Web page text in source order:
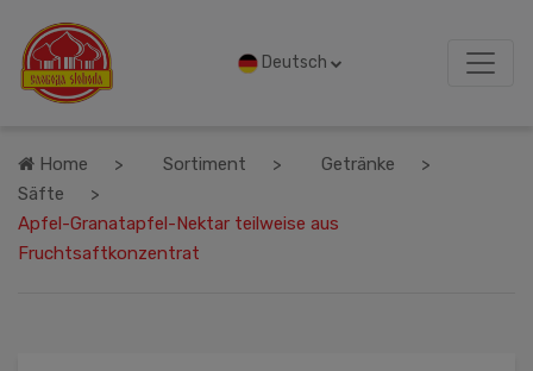
Deutsch
Home Sortiment
Getränke
Säfte
Apfel-Granatapfel-Nektar teilweise aus
Fruchtsaftkonzentrat